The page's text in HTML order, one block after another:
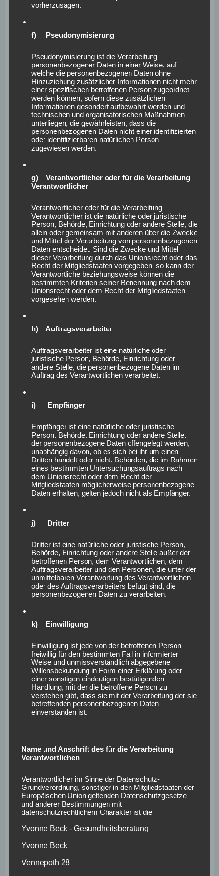
Adresse), (7) der Internet-Service-Provider des
zugreifenden Systems und (8) sonstige ähnliche Daten
und Informationen, die der Gefahrenabwehr im Falle
Systeme dienen.
Bei der Nutzung dieser allgemeinen Daten und
Informationen ziehen wird keine Rückschlüsse auf die
betroffene Person. Diese Informationen werden
vielmehr benötigt, um (1) die Inhalte unserer
Internetseite korrekt auszuliefern, (2) die Inhalte unserer
Internetseite sowie die Werbung für diese zu
optimieren, (3) die dauerhafte Funktionsfähigkeit
unserer informationstechnologischen Systeme und der
Technik unserer Internetseite zu gewährleisten sowie (4)
um Strafverfolgungsbehörden im Falle eines
Cyberangriffes die zur Strafverfolgung notwendigen
Informationen bereitzustellen. Diese anonym
erhobenen Daten und Informationen werden durch uns
daher einerseits statistisch und ferner mit dem Ziel
ausgewertet, den Datenschutz und die Datensicherheit
in unserem Unternehmen zu erhöhen, um letztlich ein
optimales Schutzniveau für die von uns verarbeiteten
personenbezogenen Daten sicherzustellen. Die
anonymen Daten der Server-Logfiles werden getrennt
von allen durch eine betroffene Person angegebenen
personenbezogenen Daten gespeichert.
Die betroffene Person hat die Möglichkeit, sich auf der
Internetseite des für die Verarbeitung Verantwortlichen
unter Angabe von personenbezogenen Daten zu
übermittelt werden, ergibt sich aus der jeweiligen
Eingabemaske, die für die Registrierung verwendet wird.
Die von der betroffenen Person eingegebenen
personenbezogenen Daten werden ausschließlich für
die interne Verwendung bei dem für die Verarbeitung
Verantwortlichen und für eigene Zwecke erhoben und
gespeichert. Der für die Verarbeitung Verantwortliche
kann die Weitergabe an einen oder mehrere
Auftragsverarbeiter, beispielsweise einen
Paketdienstleister, veranlassen, der die
eine interne Verwendung, die dem für die Verarbeitung
Verantwortlichen zuzurechnen ist, nutzt.
Durch eine Registrierung auf der Internetseite des für
die Verarbeitung Verantwortlichen wird ferner die vom
Internet-Service-Provider (ISP) der betroffenen Person
vergebene IP-Adresse, das Datum sowie die Uhrzeit der
Registrierung gespeichert. Die Speicherung dieser Daten
Missbrauch unserer Dienste verhindert werden kann,
und diese Daten im Bedarfsfall ermöglichen, begangene
Straftaten aufzuklären. Insofern ist die Speicherung
dieser Daten zur Absicherung des für die Verarbeitung
Verantwortlichen erforderlich. Eine Weitergabe dieser
Daten an Dritte erfolgt grundsätzlich nicht, sofern keine
Die Registrierung der betroffenen Person unter
für die Verarbeitung Verantwortlichen dazu, der
betroffenen Person Inhalte oder Leistungen anzubieten,
die aufgrund der Natur der Sache nur registrierten
Benutzern angeboten werden können. Registrierten
Personen steht die Möglichkeit frei, die bei der
Registrierung angegebenen personenbezogenen Daten
Datenbestand des für die Verarbeitung Verantwortlichen
vorherzusagen.
f) Pseudonymisierung
Pseudonymisierung ist die Verarbeitung
personenbezogener Daten in einer Weise, auf
welche die personenbezogenen Daten ohne
Hinzuziehung zusätzlicher Informationen nicht mehr
einer spezifischen betroffenen Person zugeordnet
werden können, sofern diese zusätzlichen
Informationen gesondert aufbewahrt werden und
technischen und organisatorischen Maßnahmen
unterliegen, die gewährleisten, dass die
personenbezogenen Daten nicht einer identifizierten
oder identifizierbaren natürlichen Person
zugewiesen werden.
g) Verantwortlicher oder für die Verarbeitung
Verantwortlicher
Verantwortlicher oder für die Verarbeitung
Verantwortlicher ist die natürliche oder juristische
Person, Behörde, Einrichtung oder andere Stelle, die
allein oder gemeinsam mit anderen über die Zwecke
und Mittel der Verarbeitung von personenbezogenen
Daten entscheidet. Sind die Zwecke und Mittel
dieser Verarbeitung durch das Unionsrecht oder das
Recht der Mitgliedstaaten vorgegeben, so kann der
Verantwortliche beziehungsweise können die
bestimmten Kriterien seiner Benennung nach dem
Unionsrecht oder dem Recht der Mitgliedstaaten
vorgesehen werden.
h) Auftragsverarbeiter
Auftragsverarbeiter ist eine natürliche oder
juristische Person, Behörde, Einrichtung oder
andere Stelle, die personenbezogene Daten im
Auftrag des Verantwortlichen verarbeitet.
i) Empfänger
Empfänger ist eine natürliche oder juristische
Person, Behörde, Einrichtung oder andere Stelle,
der personenbezogene Daten offengelegt werden,
unabhängig davon, ob es sich bei ihr um einen
Dritten handelt oder nicht. Behörden, die im Rahmen
eines bestimmten Untersuchungsauftrags nach
dem Unionsrecht oder dem Recht der
Mitgliedstaaten möglicherweise personenbezogene
Daten erhalten, gelten jedoch nicht als Empfänger.
j) Dritter
Dritter ist eine natürliche oder juristische Person,
Behörde, Einrichtung oder andere Stelle außer der
betroffenen Person, dem Verantwortlichen, dem
Auftragsverarbeiter und den Personen, die unter der
unmittelbaren Verantwortung des Verantwortlichen
oder des Auftragsverarbeiters befugt sind, die
personenbezogenen Daten zu verarbeiten.
k) Einwilligung
Einwilligung ist jede von der betroffenen Person
freiwillig für den bestimmten Fall in informierter
Weise und unmissverständlich abgegebene
Willensbekundung in Form einer Erklärung oder
einer sonstigen eindeutigen bestätigenden
Handlung, mit der die betroffene Person zu
verstehen gibt, dass sie mit der Verarbeitung der sie
betreffenden personenbezogenen Daten
einverstanden ist.
Name und Anschrift des für die Verarbeitung
Verantwortlichen
Verantwortlicher im Sinne der Datenschutz-
Grundverordnung, sonstiger in den Mitgliedstaaten der
Europäischen Union geltenden Datenschutzgesetze
und anderer Bestimmungen mit
datenschutzrechtlichem Charakter ist die:
Yvonne Beck - Gesundheitsberatung
Yvonne Beck
Vennepoth 28